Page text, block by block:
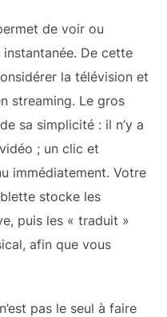
de voir ou
De cette
la télévision et
streaming. Le gros
sa simplicité : il n’y a
; un clic et
immédiatement. Votre
stocke les
puis les « traduit »
afin que vous
pas le seul à faire